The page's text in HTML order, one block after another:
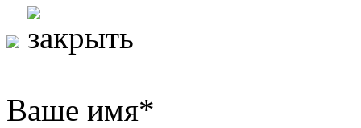
Ваше имя*